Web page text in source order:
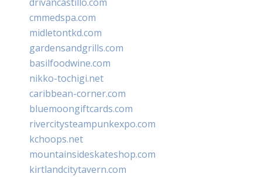
cmmedspa.com
midletontkd.com
gardensandgrills.com
basilfoodwine.com
nikko-tochigi.net
caribbean-corner.com
bluemoongiftcards.com
rivercitysteampunkexpo.com
kchoops.net
mountainsideskateshop.com
kirtlandcitytavern.com